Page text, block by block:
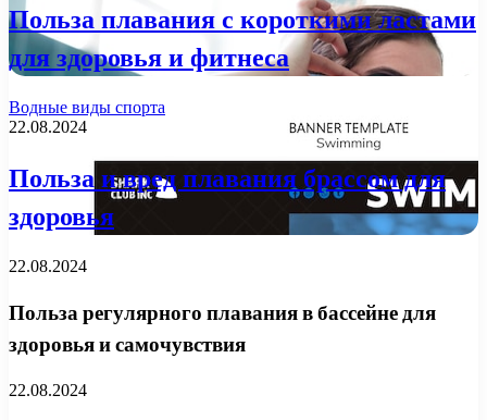
Польза плавания с короткими ластами
для здоровья и фитнеса
Водные виды спорта
22.08.2024
Польза и вред плавания брассом для
здоровья
22.08.2024
Польза регулярного плавания в бассейне для
здоровья и самочувствия
22.08.2024